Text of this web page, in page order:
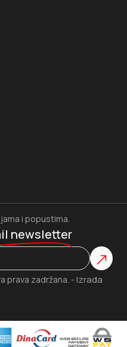
prava zadržana. - Izrada
i popustima.
newsletter